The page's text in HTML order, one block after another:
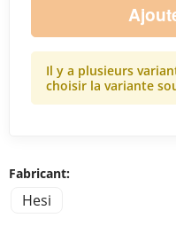
Il y a plusieurs
choisir la variante
Fabricant:
Hesi